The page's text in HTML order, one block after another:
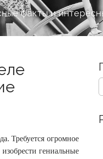
факты и
Требуется огромное
гениальные
S
e
c